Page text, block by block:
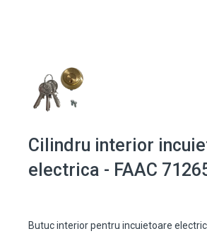
Cilindru interior
electrica - FAAC
Butuc interior pentru incuietoare